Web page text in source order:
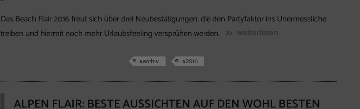
Das Beach Flair 2016 freut sich über drei Neubestätigungen, die den Partyfaktor ins Unermessliche
treiben und hiermit noch mehr Urlaubsfeeling versprühen werden.
weiterlesen
#archiv #2016
ALPEN FLAIR: BESTE AUSSICHTEN AUF DEN WOHL BESTEN